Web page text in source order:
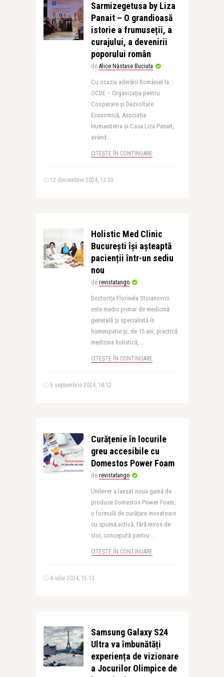
Sarmizegetusa by Liza
Panait – O grandioasă
istorie a frumuseții, a
curajului, a devenirii
poporului român
de Alice Năstase Buciuta
Cu ocazia aderării României la
OCDE – Organizația pentru
Cooperare și Dezvoltare
Economică, Asociația
Humaniterra și Casa Liza Panait,
având ..
CITEȘTE ÎN CONTINUARE
12 decembrie 2024, 12:33
Holistic Med Clinic
București își așteaptă
pacienții într-un sediu
nou
de revistatango
Doctorița Florinela Stoianovici
este medic primar de medicină
generală și specialistă în
homeopatie și, de 15 ani, practică
medicina holistică, ..
CITEȘTE ÎN CONTINUARE
5 septembrie 2024, 18:12
Curățenie în locurile
greu accesibile cu
Domestos Power Foam
de revistatango
Unilever a lansat noua gamă de
produse Domestos Power Foam,
o formulă de curățare inovatoare
cu spumă activă, fără miros de
clor, concepută pentru ..
CITEȘTE ÎN CONTINUARE
4 iulie 2024, 15:13
Samsung Galaxy S24
Ultra va îmbunătăți
experiența de vizionare
a Jocurilor Olimpice de